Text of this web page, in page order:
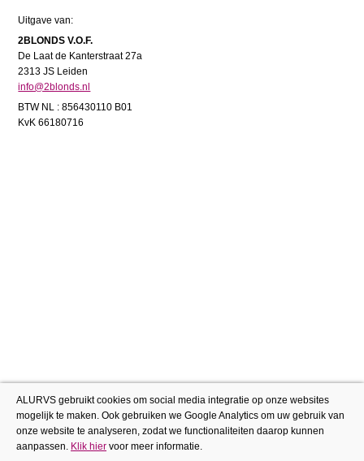
Uitgave van:
2BLONDS V.O.F.
De Laat de Kanterstraat 27a
2313 JS Leiden
info@2blonds.nl
BTW NL : 856430110 B01
KvK 66180716
ALURVS gebruikt cookies om social media integratie op onze websites
mogelijk te maken. Ook gebruiken we Google Analytics om uw gebruik van
onze website te analyseren, zodat we functionaliteiten daarop kunnen
aanpassen. Klik hier voor meer informatie.